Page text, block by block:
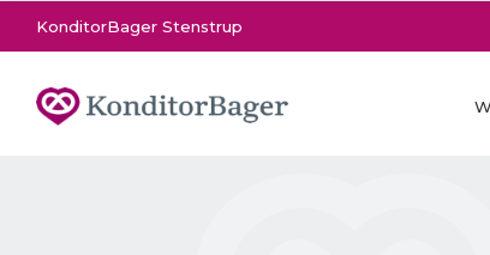
KonditorBager Stenstrup